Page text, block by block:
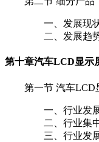
一、发展现
二、发展趋势
第十章汽车LCD显示
第一节 汽车LCD
一、行业发展
二、行业集中
三、行业发展